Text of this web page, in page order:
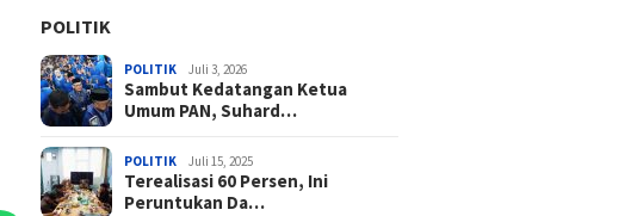
POLITIK
POLITIK Juli 3, 2026
Sambut Kedatangan Ketua
Umum PAN, Suhard…
POLITIK Juli 15, 2025
Terealisasi 60 Persen, Ini
Peruntukan Da…